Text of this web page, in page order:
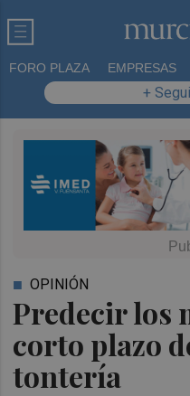
FORO PLAZA EMPRESAS
+
Predecir los
corto plazo
tontería
OPINIÓN